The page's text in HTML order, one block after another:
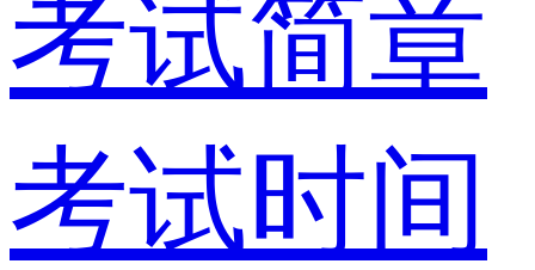
考试简章
考试时间